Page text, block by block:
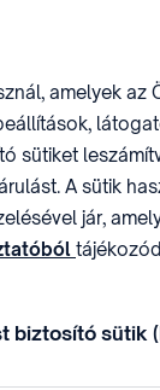
15311746-
HIVATAL
SZTNHOPS,
174434905
amelyek az
sütiket
A sütik
jár,
biztosító sütik